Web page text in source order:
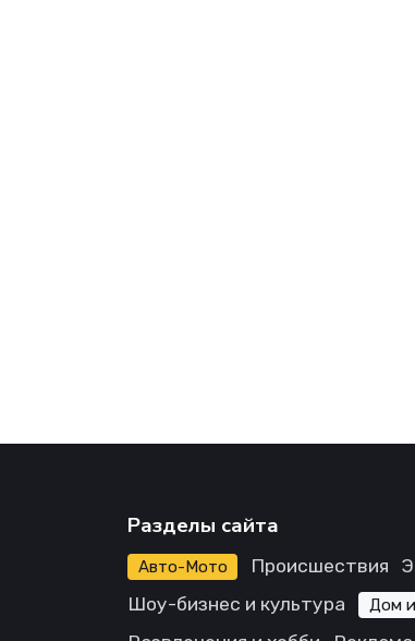
Разделы сайта
Авто-Мото Происшествия
Шоу-бизнес и культура
Дом